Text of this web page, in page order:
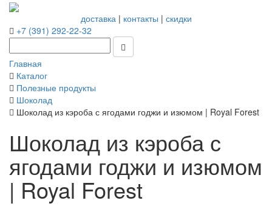
доставка| контакты | скидки
+7 (391) 292-22-32
Главная
Каталог
Полезные продукты
Шоколад
Шоколад из кэроба с ягодами годжи и изюмом | Royal Forest
Шоколад из кэроба с
ягодами годжи и изюмом
| Royal Forest